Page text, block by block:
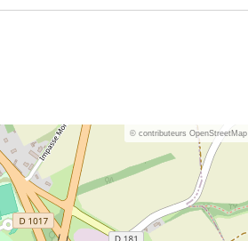
© contributeurs OpenStreetMap